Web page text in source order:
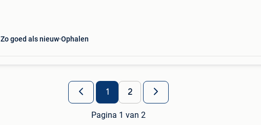
Zo goed als nieuw Ophalen
1 2
Pagina 1 van 2